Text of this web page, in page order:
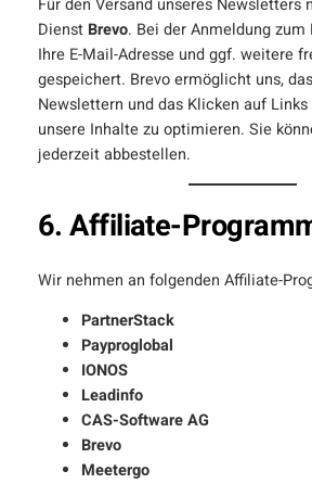
Für den Versand unseres Newsletters
Dienst Brevo. Bei der Anmeldung
Ihre E-Mail-Adresse und ggf. weitere
gespeichert. Brevo ermöglicht uns,
Newslettern und das Klicken auf
unsere Inhalte zu optimieren. Sie
jederzeit abbestellen.
6. Affiliate-
Wir nehmen an folgenden Affiliate-
PartnerStack
Payproglobal
IONOS
Leadinfo
CAS-Software AG
Brevo
Meetergo